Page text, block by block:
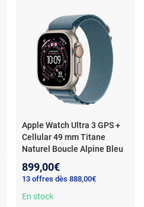
Apple Watch Ultra 3 GPS +
Cellular 49 mm Titane
Naturel Boucle Alpine Bleu
5G-LTE - Titane - Étanche
IP6X - GPS - Fréquence
cardiaque/ECG/Oxygène
899,00€
13 offres dès 888,00€
En stock